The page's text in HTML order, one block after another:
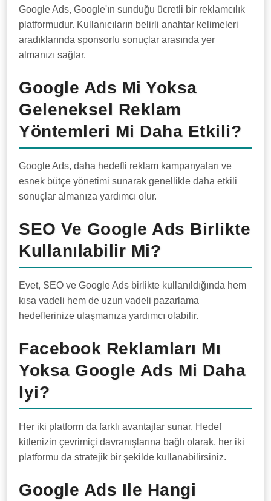
Google Ads, Google'ın sunduğu ücretli bir reklamcılık
platformudur. Kullanıcıların belirli anahtar kelimeleri
aradıklarında sponsorlu sonuçlar arasında yer
almanızı sağlar.
Google Ads Mi Yoksa
Geleneksel Reklam
Yöntemleri Mi Daha Etkili?
Google Ads, daha hedefli reklam kampanyaları ve
esnek bütçe yönetimi sunarak genellikle daha etkili
sonuçlar almanıza yardımcı olur.
SEO Ve Google Ads Birlikte
Kullanılabilir Mi?
Evet, SEO ve Google Ads birlikte kullanıldığında hem
kısa vadeli hem de uzun vadeli pazarlama
hedeflerinize ulaşmanıza yardımcı olabilir.
Facebook Reklamları Mı
Yoksa Google Ads Mi Daha
Iyi?
Her iki platform da farklı avantajlar sunar. Hedef
kitlenizin çevrimiçi davranışlarına bağlı olarak, her iki
platformu da stratejik bir şekilde kullanabilirsiniz.
Google Ads Ile Hangi